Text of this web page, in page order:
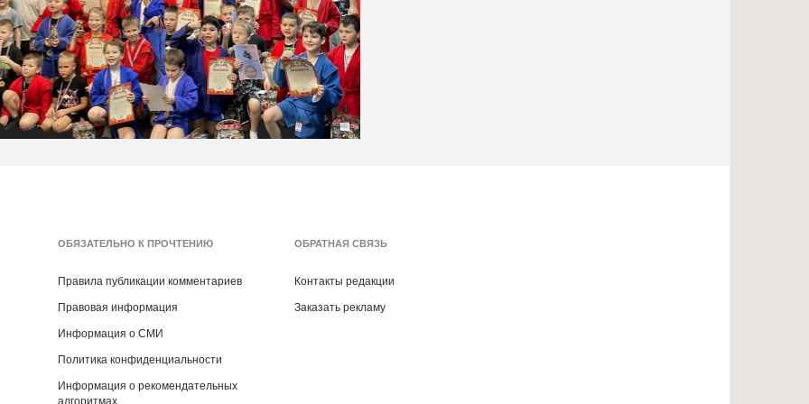
ОБЯЗАТЕЛЬНО К ПРОЧТЕНИЮ
Правила публикации комментариев
Правовая информация
Информация о СМИ
Политика конфиденциальности
Информация о рекомендательных
алгоритмах
ОБРАТНАЯ СВЯЗЬ
Контакты редакции
Заказать рекламу